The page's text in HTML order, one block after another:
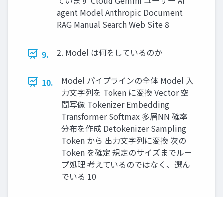
agent Model Anthropic Document
RAG Manual Search Web Site 8
9. 2. Model は何をしているのか
10.
Model パイプラインの全体 Model 入
力文字列を Token に変換 Vector 空
間写像 Tokenizer Embedding
Transformer Softmax 多層NN 確率
分布を作成 Detokenizer Sampling
Token から 出力文字列に変換 次の
Token を確定 規定のサイズまでルー
プ処理 考えているのではなく、選ん
でいる 10